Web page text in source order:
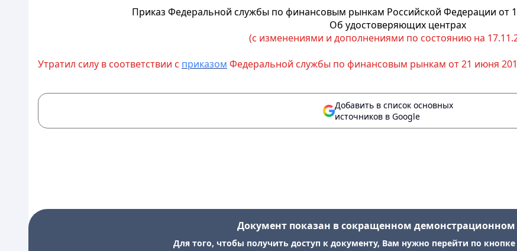
Приказ Федеральной службы по финансовым рынкам Российской Федерации от
Об удостоверяющих центрах
(с изменениями и дополнениями по состоянию на
Утратил силу в соответствии с приказом Федеральной службы по финансовым рынкам от 21 июня
Добавить в список основных
источников в Google
Документ показан в сокращенном
Для того, чтобы получить доступ к документу, Вам нужно перейти по